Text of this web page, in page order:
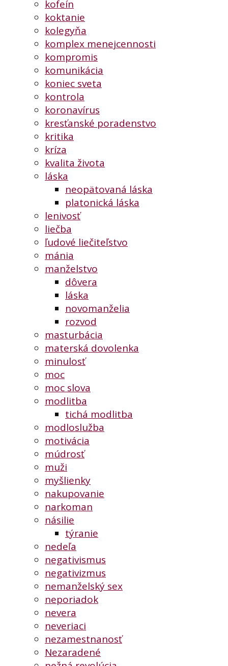
kofeín
koktanie
kolegyňa
komplex menejcennosti
kompromis
komunikácia
koniec sveta
kontrola
koronavírus
kresťanské poradenstvo
kritika
kríza
kvalita života
láska
neopätovaná láska
platonická láska
lenivosť
liečba
ľudové liečiteľstvo
mánia
manželstvo
dôvera
láska
novomanželia
rozvod
masturbácia
materská dovolenka
minulosť
moc
moc slova
modlitba
tichá modlitba
modloslužba
motivácia
múdrosť
muži
myšlienky
nakupovanie
narkoman
násilie
týranie
nedeľa
negativismus
negativizmus
nemanželský sex
neporiadok
nevera
neveriaci
nezamestnanosť
Nezaradené